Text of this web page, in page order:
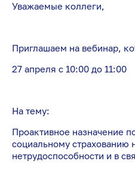
Уважаемые коллеги,
Приглашаем на вебинар,
27 апреля с 10:00 до 11:00
На тему:
Проактивное назначение
социальному страхованию
нетрудоспособности и в